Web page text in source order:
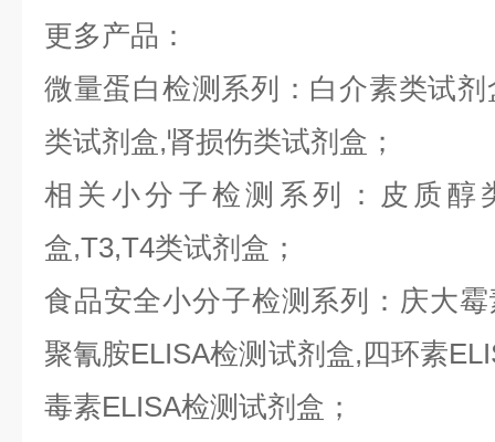
更多产品：
微量蛋白检测系列：白介素类试
类试剂盒,肾损伤类试剂盒；
相关小分子检测系列：皮质醇
盒,T3,T4类试剂盒；
食品安全小分子检测系列：庆大
聚氰胺ELISA检测试剂盒,四环素
毒素ELISA检测试剂盒；